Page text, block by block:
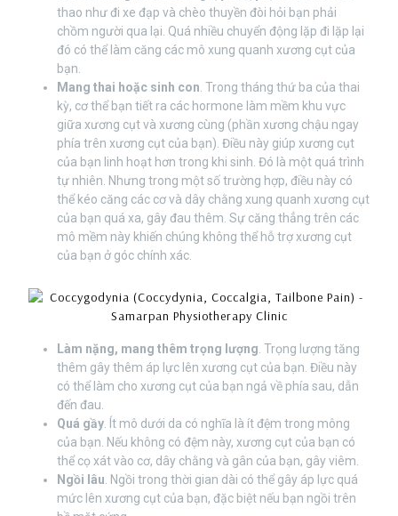
thao như đi xe đạp và chèo thuyền đòi hỏi bạn phải
chồm người qua lại. Quá nhiều chuyển động lặp đi lặp lại
đó có thể làm căng các mô xung quanh xương cụt của
bạn.
Mang thai hoặc sinh con . Trong tháng thứ ba của thai
kỳ, cơ thể bạn tiết ra các hormone làm mềm khu vực
giữa xương cụt và xương cùng (phần xương chậu ngay
phía trên xương cụt của bạn). Điều này giúp xương cụt
của bạn linh hoạt hơn trong khi sinh. Đó là một quá trình
tự nhiên. Nhưng trong một số trường hợp, điều này có
thể kéo căng các cơ và dây chằng xung quanh xương cụt
của bạn quá xa, gây đau thêm. Sự căng thẳng trên các
mô mềm này khiến chúng không thể hỗ trợ xương cụt
của bạn ở góc chính xác.
Làm nặng, mang thêm trọng lượng . Trọng lượng tăng
thêm gây thêm áp lực lên xương cụt của bạn. Điều này
có thể làm cho xương cụt của bạn ngả về phía sau, dẫn
đến đau.
Quá gầy . Ít mô dưới da có nghĩa là ít đệm trong mông
của bạn. Nếu không có đệm này, xương cụt của bạn có
thể cọ xát vào cơ, dây chằng và gân của bạn, gây viêm.
Ngồi lâu . Ngồi trong thời gian dài có thể gây áp lực quá
mức lên xương cụt của bạn, đặc biệt nếu bạn ngồi trên